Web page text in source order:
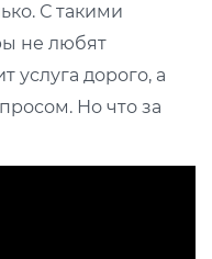
С такими
не любят
услуга дорого, а
Но что за